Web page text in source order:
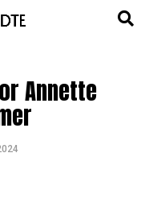
Annette